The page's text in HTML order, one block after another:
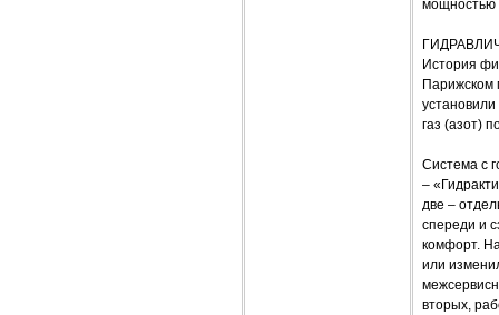
мощностью
История
Парижском
газ (азот)
Система с
–
две –
спереди и
комфорт.
или
вторых,